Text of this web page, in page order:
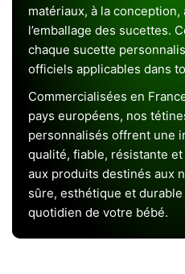
matériaux, à la
l’emballage des sucettes.
chaque sucette
officiels applicables dans
Commercialisées en
pays européens, nos
personnalisés offrent une
qualité, fiable, résistante
aux produits destinés aux
sûre, esthétique et
quotidien de votre bébé.